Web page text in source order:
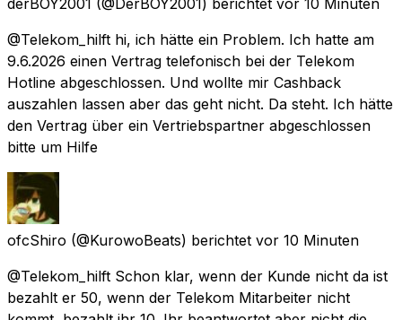
@Telekom_hilft hi, ich hätte ein Problem. Ich hatte am
9.6.2026 einen Vertrag telefonisch bei der Telekom
Hotline abgeschlossen. Und wollte mir Cashback
auszahlen lassen aber das geht nicht. Da steht. Ich hätte
den Vertrag über ein Vertriebspartner abgeschlossen
bitte um Hilfe
ofcShiro (@KurowoBeats) berichtet vor 10 Minuten
@Telekom_hilft Schon klar, wenn der Kunde nicht da ist
bezahlt er 50, wenn der Telekom Mitarbeiter nicht